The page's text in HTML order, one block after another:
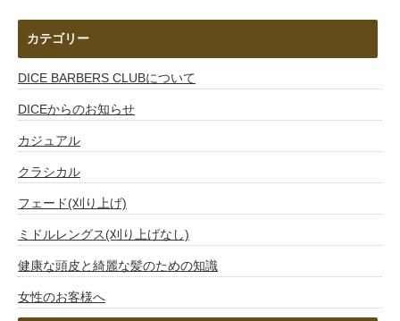
カテゴリー
DICE BARBERS CLUBについて
DICEからのお知らせ
カジュアル
クラシカル
フェード(刈り上げ)
ミドルレングス(刈り上げなし)
健康な頭皮と綺麗な髪のための知識
女性のお客様へ